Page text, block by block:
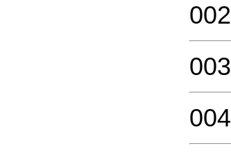
002
003
004